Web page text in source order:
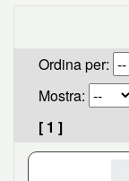
Ordina per:
Mostra:
[ 1 ]